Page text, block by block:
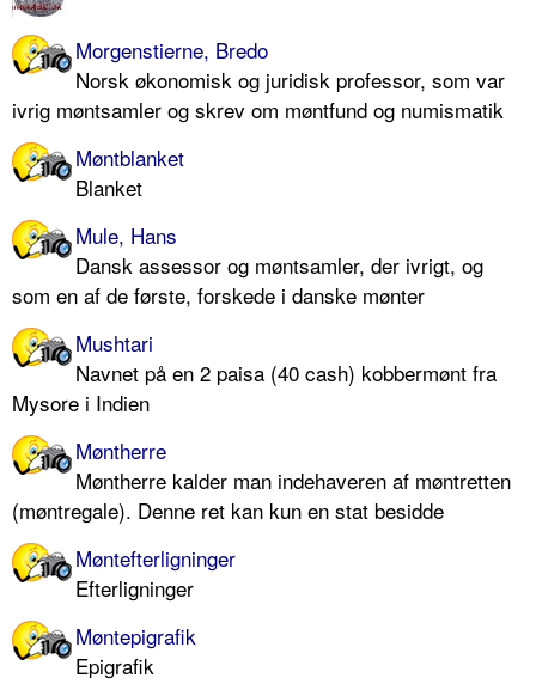
Morgenstierne, Bredo
Norsk økonomisk og juridisk professor, som var
ivrig møntsamler og skrev om møntfund og numismatik
Møntblanket
Blanket
Mule, Hans
Dansk assessor og møntsamler, der ivrigt, og
som en af de første, forskede i danske mønter
Mushtari
Navnet på en 2 paisa (40 cash) kobbermønt fra
Mysore i Indien
Møntherre
Møntherre kalder man indehaveren af møntretten
(møntregale). Denne ret kan kun en stat besidde
Møntefterligninger
Efterligninger
Møntepigrafik
Epigrafik